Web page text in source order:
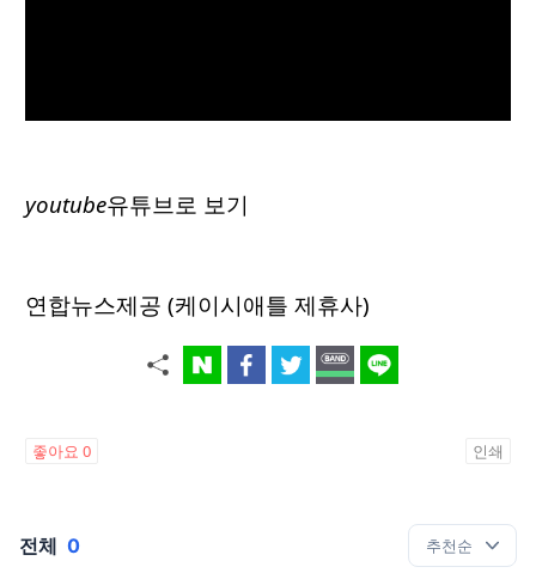
youtube유튜브로 보기
연합뉴스제공 (케이시애틀 제휴사)
좋아요 0 인쇄
전체 0